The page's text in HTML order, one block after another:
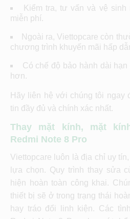
Kiểm tra, tư vấn và vệ sinh
miễn phí.
Ngoài ra, Viettopcare còn
chương trình khuyến mãi hấp
Có chế độ bảo hành dài
hơn.
Hãy liên hệ với chúng tôi ngay
tin đầy đủ và chính xác nhất.
Thay mặt kính, mặt
Redmi Note 8 Pro
Viettopcare luôn là địa chỉ uy
lựa chọn. Quy trình thay sửa
hiện hoàn toàn công khai.
thiết bị sẽ ở trong trạng thái
hay tráo đổi linh kiện. Các